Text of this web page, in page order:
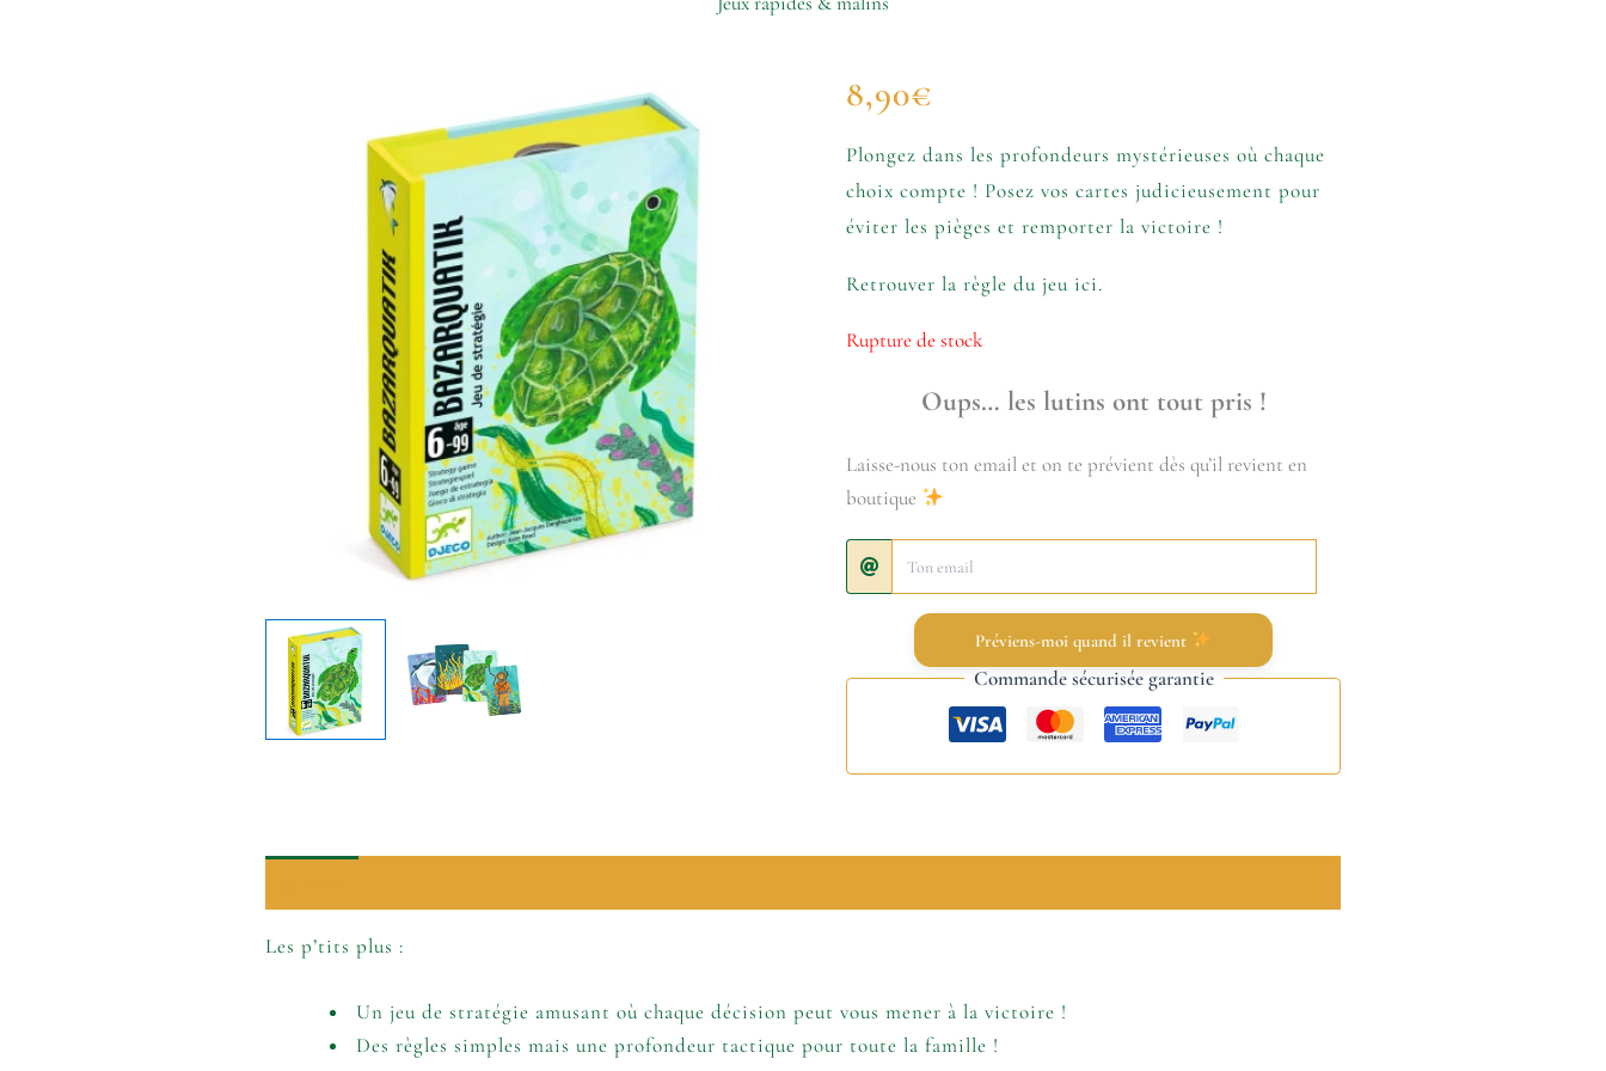
8,90€
Plongez dans les profondeurs mystérieuses où chaque
choix compte ! Posez vos cartes judicieusement pour
éviter les pièges et remporter la victoire !
Retrouver la règle du jeu ici.
Rupture de stock
Oups… les lutins ont tout pris !
Laisse-nous ton email et on te prévient dès qu’il revient en
boutique
Préviens-moi quand il revient
Commande sécurisée garantie
Les p’tits plus :
Un jeu de stratégie amusant où chaque décision peut vous mener à la victoire !
Des règles simples mais une profondeur tactique pour toute la famille !